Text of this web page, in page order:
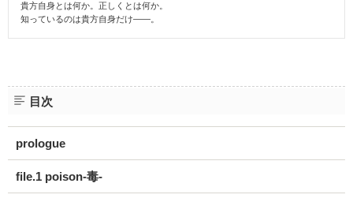
貴方自身とは何か。正しくとは何か。
知っているのは貴方自身だけ――。
目次
prologue
file.1 poison-毒-